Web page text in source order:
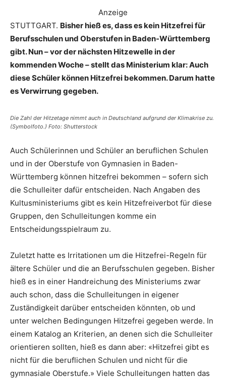
Anzeige
STUTTGART. Bisher hieß es, dass es kein Hitzefrei für
Berufsschulen und Oberstufen in Baden-Württemberg
gibt. Nun – vor der nächsten Hitzewelle in der
kommenden Woche – stellt das Ministerium klar: Auch
diese Schüler können Hitzefrei bekommen. Darum hatte
es Verwirrung gegeben.
Die Zahl der Hitzetage nimmt auch in Deutschland aufgrund der Klimakrise zu.
(Symbolfoto.) Foto: Shutterstock
Auch Schülerinnen und Schüler an beruflichen Schulen
und in der Oberstufe von Gymnasien in Baden-
Württemberg können hitzefrei bekommen – sofern sich
die Schulleiter dafür entscheiden. Nach Angaben des
Kultusministeriums gibt es kein Hitzefreiverbot für diese
Gruppen, den Schulleitungen komme ein
Entscheidungsspielraum zu.
Zuletzt hatte es Irritationen um die Hitzefrei-Regeln für
ältere Schüler und die an Berufsschulen gegeben. Bisher
hieß es in einer Handreichung des Ministeriums zwar
auch schon, dass die Schulleitungen in eigener
Zuständigkeit darüber entscheiden könnten, ob und
unter welchen Bedingungen Hitzefrei gegeben werde. In
einem Katalog an Kriterien, an denen sich die Schulleiter
orientieren sollten, hieß es dann aber: «Hitzefrei gibt es
nicht für die beruflichen Schulen und nicht für die
gymnasiale Oberstufe.» Viele Schulleitungen hatten das